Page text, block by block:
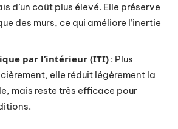
d’un coût plus élevé. Elle préserve
des murs, ce qui améliore l’inertie
par l’intérieur (ITI) : Plus
elle réduit légèrement la
mais reste très efficace pour